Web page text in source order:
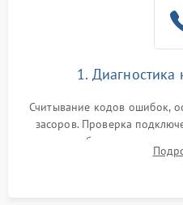
Проблемы с1. Диагностика
Считывание кодов ошибок,
засоров. Проверка
жалоб на отсутствие
разбрызгивателей или